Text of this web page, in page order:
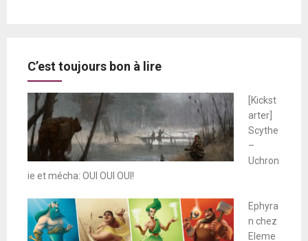
C’est toujours bon à lire
[Kickst
arter]
Scythe
–
Uchron
ie et mécha: OUI OUI OUI!
Ephyra
n chez
Eleme